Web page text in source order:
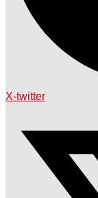
X-twitter